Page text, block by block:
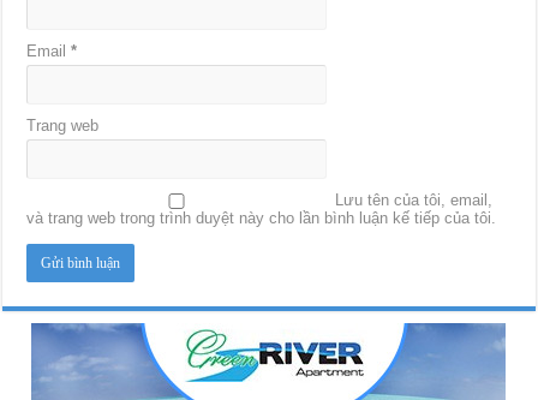
Email*
Trang web
Lưu tên của tôi, email,
và trang web trong trình duyệt này cho lần bình luận kế tiếp của tôi.